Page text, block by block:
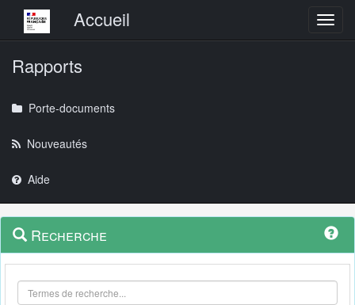
Menu principalAccueil
Rapports
Porte-documents
Nouveautés
Aide
Navigation
outils
Menu
contextuel
Recherche